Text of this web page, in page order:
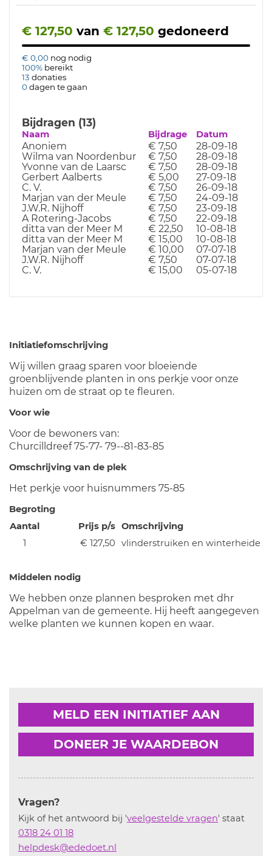
€ 127,50 van € 127,50 gedoneerd
€ 0,00 nog nodig
100% bereikt
13 donaties
0dagen te gaan
Bijdragen (13)
Naam Bijdrage Datum
Anoniem € 7,50
28-09-18
Wilma van Noordenbur
€ 7,50
28-09-18
Yvonne van de Laarsc
€ 7,50
28-09-18
Gerbert Aalberts
€ 5,00
27-09-18
C. V.
€ 7,50
26-09-18
Marjan van der Meule
€ 7,50
24-09-18
J.W.R. Nijhoff
€ 7,50
23-09-18
A Rotering-Jacobs
€ 7,50
22-09-18
ditta van der Meer M
€ 22,50
10-08-18
ditta van der Meer M
€ 15,00
10-08-18
Marjan van der Meule
€ 10,00
07-07-18
J.W.R. Nijhoff
€ 7,50
07-07-18
C. V.
€ 15,00 05-07-18
Initiatiefomschrijving
Wij willen graag sparen voor bloeiende
groenblijvende planten in ons perkje voor onze
huizen om de straat op te fleuren.
Voor wie
Voor de bewoners van:
Churcilldreef 75-77- 79--81-83-85
Omschrijving van de plek
Het perkje voor huisnummers 75-85
Begroting
Aantal
Prijs p/s Omschrijving
1
€ 127,50 vlinderstruiken en winterheide
Middelen nodig
We hebben onze plannen besproken met dhr
Appelman van de gemeente. Hij heeft aangegeven
welke planten we kunnen kopen en waar.
MELD EEN INITIATIEF AAN
DONEER JE WAARDEBON
Vragen?
Kijk of het antwoord bij 'veelgestelde vragen' staat
0318 24 01 18
helpdesk@ededoet.nl